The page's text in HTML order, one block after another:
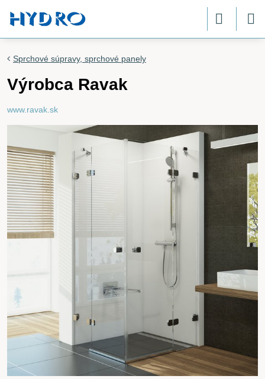
Sprchové súpravy, sprchové panely
Výrobca Ravak
www.ravak.sk